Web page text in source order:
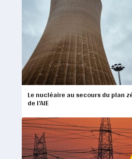
Le nucléaire au secours du plan
de l’AIE